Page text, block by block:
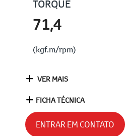
TORQUE
71,4
(kgf.m/rpm)
VER MAIS
FICHA TÉCNICA
ENTRAR EM CONTATO